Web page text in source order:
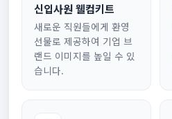
신입사원 웰컴키트
새로운 직원들에게 환영
선물로 제공하여 기업 브
랜드 이미지를 높일 수 있
습니다.